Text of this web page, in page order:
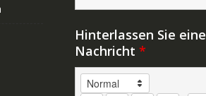
Hinterlassen Sie eine
Nachricht *